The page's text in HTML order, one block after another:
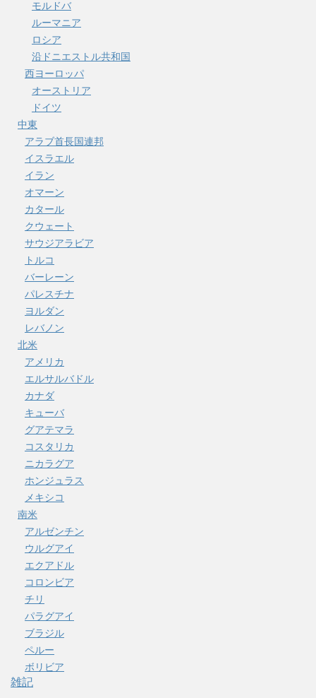
モルドバ
ルーマニア
ロシア
沿ドニエストル共和国
西ヨーロッパ
オーストリア
ドイツ
中東
アラブ首長国連邦
イスラエル
イラン
オマーン
カタール
クウェート
サウジアラビア
トルコ
バーレーン
パレスチナ
ヨルダン
レバノン
北米
アメリカ
エルサルバドル
カナダ
キューバ
グアテマラ
コスタリカ
ニカラグア
ホンジュラス
メキシコ
南米
アルゼンチン
ウルグアイ
エクアドル
コロンビア
チリ
パラグアイ
ブラジル
ペルー
ボリビア
雑記